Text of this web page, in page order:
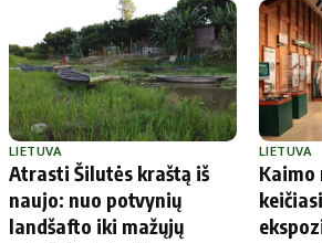
LIETUVA
Atrasti Šilutės kraštą iš
naujo: nuo potvynių
landšafto iki mažųjų
LIETUVA